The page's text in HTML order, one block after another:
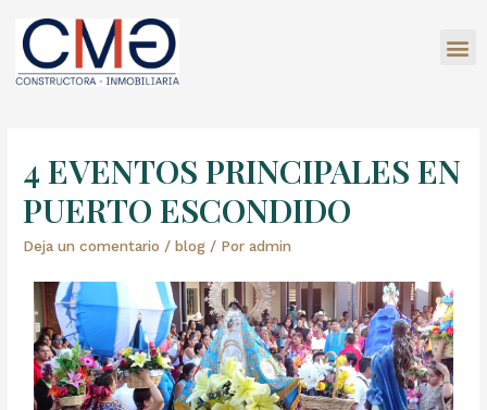
4 EVENTOS PRINCIPALES EN
PUERTO ESCONDIDO
Deja un comentario /blog / Poradmin